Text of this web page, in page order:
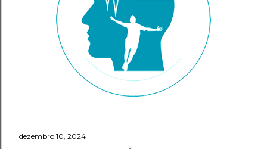
dezembro 10, 2024